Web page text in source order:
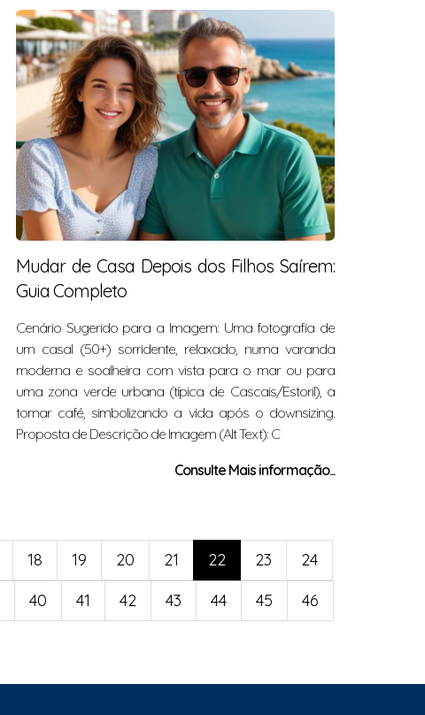
Mudar de Casa Depois dos Filhos Saírem:
Guia Completo
Cenário Sugerido para a Imagem: Uma fotografia de
um casal (50+) sorridente, relaxado, numa varanda
moderna e soalheira com vista para o mar ou para
uma zona verde urbana (típica de Cascais/Estoril), a
tomar café, simbolizando a vida após o downsizing.
Proposta de Descrição de Imagem (Alt Text): C
Consulte Mais informação...
18 19 20 21 22 23
24
40 41 42 43 44 45
46